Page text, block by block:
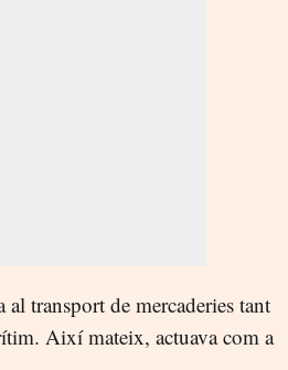
transport de mercaderies tant
Així mateix, actuava com a